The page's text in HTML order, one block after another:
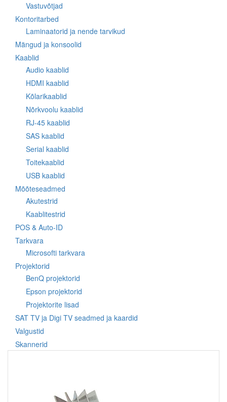
Vastuvõtjad
Kontoritarbed
Laminaatorid ja nende tarvikud
Mängud ja konsoolid
Kaablid
Audio kaablid
HDMI kaablid
Kõlarikaablid
Nõrkvoolu kaablid
RJ-45 kaablid
SAS kaablid
Serial kaablid
Toitekaablid
USB kaablid
Mõõteseadmed
Akutestrid
Kaablitestrid
POS & Auto-ID
Tarkvara
Microsofti tarkvara
Projektorid
BenQ projektorid
Epson projektorid
Projektorite lisad
SAT TV ja Digi TV seadmed ja kaardid
Valgustid
Skannerid